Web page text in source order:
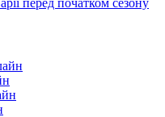
перед початком сезону